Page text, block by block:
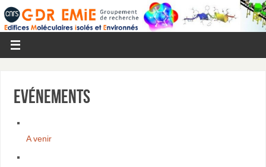
Evénements
A venir